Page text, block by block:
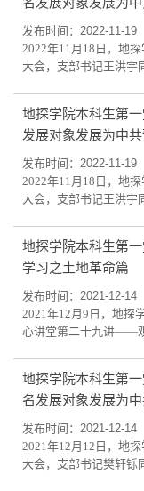
表，根据日常表现、疫
员45名，实到党员37名
发布时间：2022-11-19
2022年11月18日，地
大会，支部书记王洪宇
同志带领全体支部党员
宇同志对本次会议目的
员应按照要求实事求是
地探学院本科生第
发展对象发展为中
发布时间：2022-11-19
2022年11月18日，地
大会，支部书记王洪宇
会议，学校党委专门委
由王洪宇同志带领全体
后，由王洪宇同志对本
地探学院本科生第
学习之土地革命篇
发布时间：2021-12-14
2021年12月9日，地探
心讲堂第二十九讲——
李蓉给我们分享了红军
会议之后，中央红军在
艰险条件下，红军四渡
地探学院本科生第
名发展对象发展为
发布时间：2021-12-14
2021年12月12日，地
大会，支部书记樊轩铄